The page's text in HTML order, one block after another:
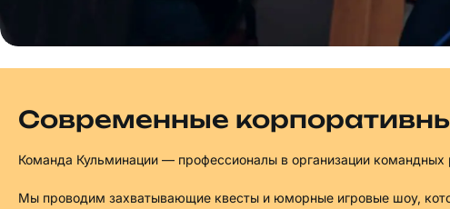
Современные
Команда Кульминации — профессионалы в организации командных
Мы проводим захватывающие квесты и юморные игровые шоу,